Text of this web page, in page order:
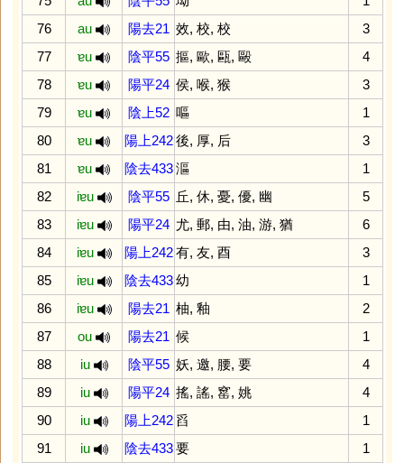
76
au 陽去21 效, 校, 校
3
77
ɐu 陰平55 摳, 歐, 甌, 毆
4
78
ɐu 陽平24 侯, 喉, 猴
3
79
ɐu 陰上52 嘔
1
80
ɐu 陽上242 後, 厚, 后
3
81
ɐu 陰去433 漚
1
82
iɐu 陰平55 丘, 休, 憂, 優, 幽
5
83
iɐu 陽平24 尤, 郵, 由, 油, 游, 猶
6
84
iɐu 陽上242 有, 友, 酉
3
85
iɐu 陰去433 幼
1
86
iɐu 陽去21 柚, 釉
2
87
ou 陽去21 候
1
88
iu 陰平55 妖, 邀, 腰, 要
4
89
iu 陽平24 搖, 謠, 窰, 姚
4
90
iu 陽上242 舀
1
91
iu 陰去433 要 1